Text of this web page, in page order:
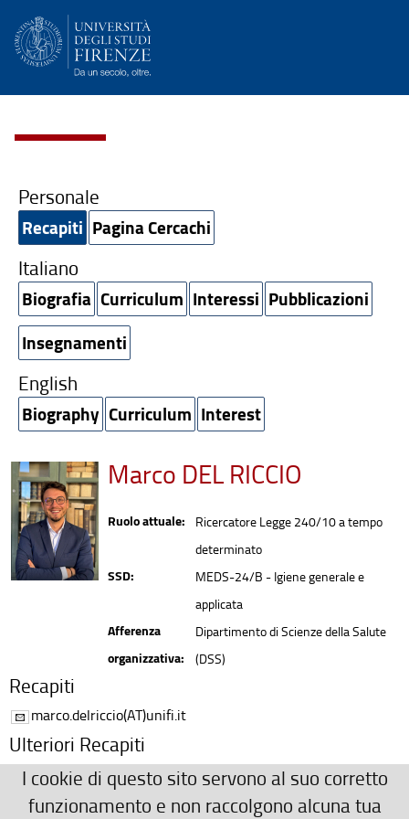
Personale
Recapiti Pagina Cercachi
Italiano
Biografia Curriculum Interessi Pubblicazioni
Insegnamenti
English
Biography Curriculum Interest
Marco DEL RICCIO
Ruolo attuale:
Ricercatore Legge 240/10 a tempo
determinato
SSD:
MEDS-24/B - Igiene generale e
applicata
Afferenza
organizzativa:
Dipartimento di Scienze della Salute
(DSS)
Recapiti
marco.delriccio(AT)unifi.it
Ulteriori Recapiti
055 2751070
marco.delriccio(AT)unifi.it
I cookie di questo sito servono al suo corretto
funzionamento e non raccolgono alcuna tua